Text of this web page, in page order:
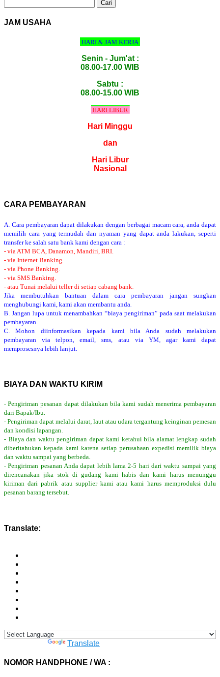
untuk:
JAM USAHA
HARI & JAM KERJA
Senin - Jum'at :
08.00-17.00 WIB
Sabtu :
08.00-15.00 WIB
HARI LIBUR
Hari Minggu
dan
Hari Libur
Nasional
CARA PEMBAYARAN
A. Cara pembayaran dapat dilakukan dengan berbagai macam cara, anda dapat
memilih cara yang termudah dan nyaman yang dapat anda lakukan, seperti
transfer ke salah satu bank kami dengan cara :
- via ATM BCA, Danamon, Mandiri, BRI.
- via Internet Banking.
- via Phone Banking.
- via SMS Banking.
- atau Tunai melalui teller di setiap cabang bank.
Jika membutuhkan bantuan dalam cara pembayaran jangan sungkan
menghubungi kami, kami akan membantu anda.
B. Jangan lupa untuk menambahkan “biaya pengiriman” pada saat melakukan
pembayaran.
C. Mohon diinformasikan kepada kami bila Anda sudah melakukan
pembayaran via telpon, email, sms, atau via YM, agar kami dapat
memprosesnya lebih lanjut.
BIAYA DAN WAKTU KIRIM
- Pengiriman pesanan dapat dilakukan bila kami sudah menerima pembayaran
dari Bapak/Ibu.
- Pengiriman dapat melalui darat, laut atau udara tergantung keinginan pemesan
dan kondisi lapangan.
- Biaya dan waktu pengiriman dapat kami ketahui bila alamat lengkap sudah
diberitahukan kepada kami karena setiap perusahaan expedisi memilik biaya
dan waktu sampai yang berbeda.
- Pengiriman pesanan Anda dapat lebih lama 2-5 hari dari waktu sampai yang
direncanakan jika stok di gudang kami habis dan kami harus menunggu
kiriman dari pabrik atau supplier kami atau kami harus memproduksi dulu
pesanan barang tersebut.
Translate:
Translate
NOMOR HANDPHONE / WA :